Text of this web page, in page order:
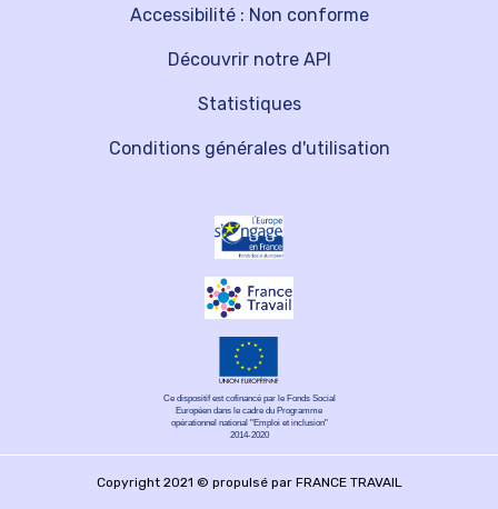
Découvrir notre API
Statistiques
Accessibilité : Non conforme
Conditions générales d'utilisation
Ce dispositif est cofinancé par le Fonds Social
Européen dans le cadre du Programme
opérationnel national "Emploi et inclusion"
2014-2020
Copyright 2021 © propulsé par FRANCE TRAVAIL